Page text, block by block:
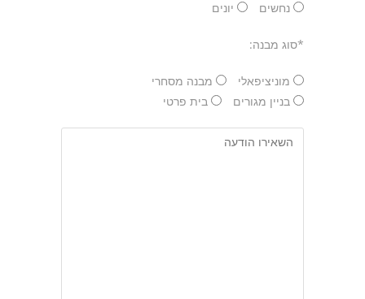
נחשים יונים
*סוג מבנה:
מוניציפאלי
מבנה מסחרי
בניין מגורים
בית פרטי